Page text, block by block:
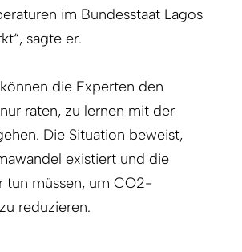
im Bundesstaat Lagos
sagte er.
die Experten den
raten, zu lernen mit der
Die Situation beweist,
existiert und die
tun müssen, um CO2-
reduzieren.